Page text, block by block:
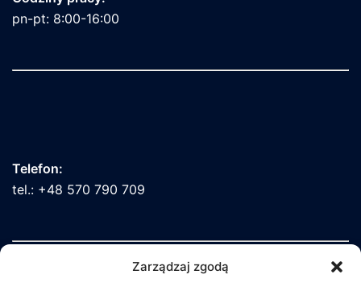
Zarządzaj zgodą
pn-pt: 8:00-16:00
Telefon:
tel.: +48 570 790 709